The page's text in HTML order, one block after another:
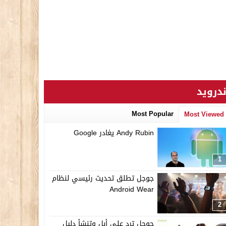
Most Viewed
Most Popular
1
Andy Rubin يغادر Google
2
جوجل تطلق تحديث رئيسي لنظام
Android Wear